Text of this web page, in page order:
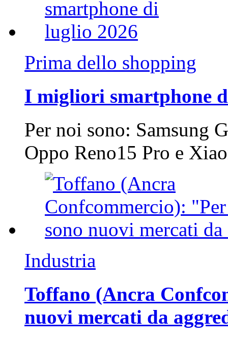
Prima dello shopping
I migliori smartphone
Per noi sono: Samsung
Oppo Reno15 Pro e
Industria
Toffano (Ancra
nuovi mercati da